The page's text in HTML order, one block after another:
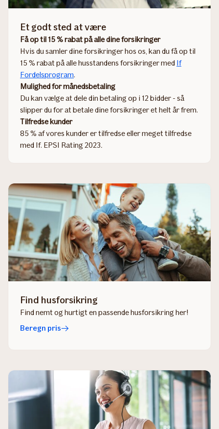
Et godt sted at være
Få op til 15 % rabat på alle dine forsikringer
Hvis du samler dine forsikringer hos os, kan du få op til
15 % rabat på alle husstandens forsikringer med If
Fordelsprogram.
Mulighed for månedsbetaling
Du kan vælge at dele din betaling op i 12 bidder - så
slipper du for at betale dine forsikringer et helt år frem.
Tilfredse kunder
85 % af vores kunder er tilfredse eller meget tilfredse
med If. EPSI Rating 2023.
Find husforsikring
Find nemt og hurtigt en passende husforsikring her!
Beregn pris